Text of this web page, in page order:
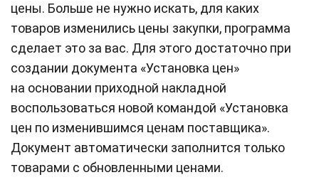
цены. Больше не нужно искать, для каких
товаров изменились цены закупки, программа
сделает это за вас. Для этого достаточно при
создании документа «Установка цен»
на основании приходной накладной
воспользоваться новой командой «Установка
цен по изменившимся ценам поставщика».
Документ автоматически заполнится только
товарами с обновленными ценами.